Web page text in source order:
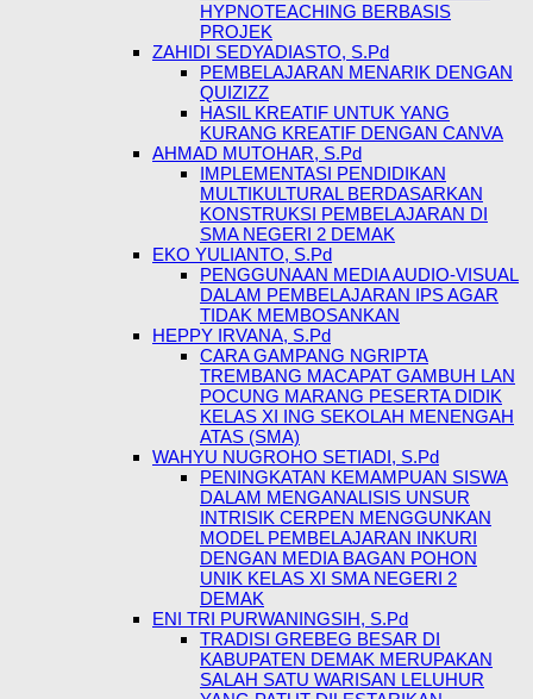
HYPNOTEACHING BERBASIS
PROJEK
ZAHIDI SEDYADIASTO, S.Pd
PEMBELAJARAN MENARIK DENGAN
QUIZIZZ
HASIL KREATIF UNTUK YANG
KURANG KREATIF DENGAN CANVA
AHMAD MUTOHAR, S.Pd
IMPLEMENTASI PENDIDIKAN
MULTIKULTURAL BERDASARKAN
KONSTRUKSI PEMBELAJARAN DI
SMA NEGERI 2 DEMAK
EKO YULIANTO, S.Pd
PENGGUNAAN MEDIA AUDIO-VISUAL
DALAM PEMBELAJARAN IPS AGAR
TIDAK MEMBOSANKAN
HEPPY IRVANA, S.Pd
CARA GAMPANG NGRIPTA
TREMBANG MACAPAT GAMBUH LAN
POCUNG MARANG PESERTA DIDIK
KELAS XI ING SEKOLAH MENENGAH
ATAS (SMA)
WAHYU NUGROHO SETIADI, S.Pd
PENINGKATAN KEMAMPUAN SISWA
DALAM MENGANALISIS UNSUR
INTRISIK CERPEN MENGGUNKAN
MODEL PEMBELAJARAN INKURI
DENGAN MEDIA BAGAN POHON
UNIK KELAS XI SMA NEGERI 2
DEMAK
ENI TRI PURWANINGSIH, S.Pd
TRADISI GREBEG BESAR DI
KABUPATEN DEMAK MERUPAKAN
SALAH SATU WARISAN LELUHUR